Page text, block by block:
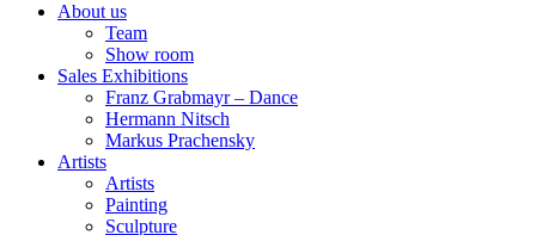
About us
Team
Show room
Sales Exhibitions
Franz Grabmayr – Dance
Hermann Nitsch
Markus Prachensky
Artists
Artists
Painting
Sculpture